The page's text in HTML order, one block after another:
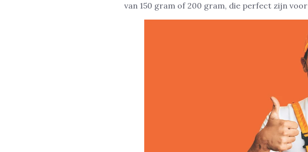
van 150 gram of 200 gram, die perfect zijn voor